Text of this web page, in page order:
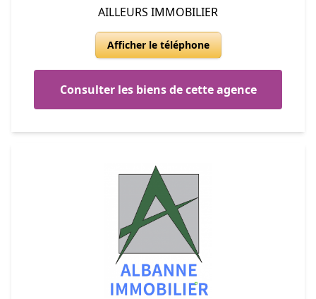
AILLEURS IMMOBILIER
Afficher le téléphone
Consulter les biens de cette agence